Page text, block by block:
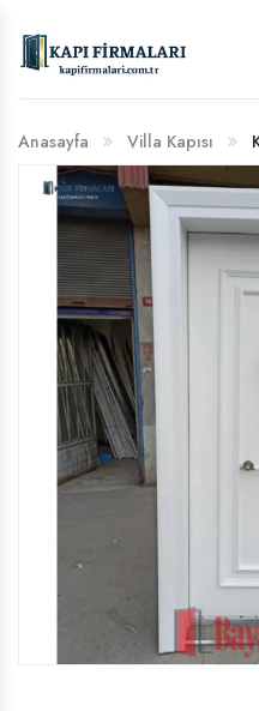
BANKA HESAP
Anasayfa Villa Kapısı
ve Estetik Çözümleri